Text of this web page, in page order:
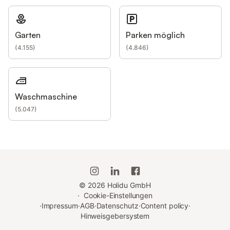
Garten
(4.155)
Parken möglich
(4.846)
Waschmaschine
(5.047)
© 2026 Holidu GmbH
· Cookie-Einstellungen
·Impressum·AGB·Datenschutz·Content policy·
Hinweisgebersystem